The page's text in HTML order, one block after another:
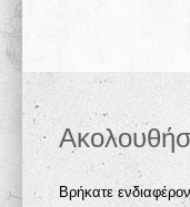
Βρήκατε